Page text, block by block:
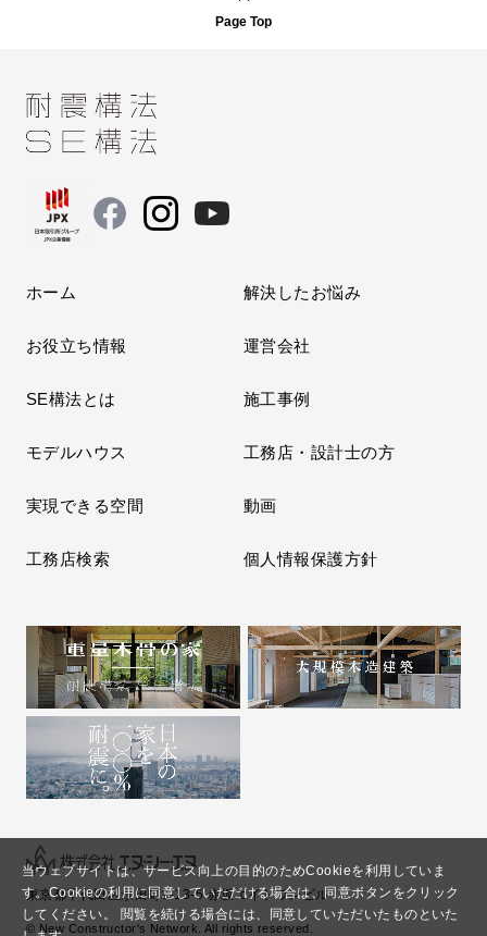
当ウェブサイトは、サービス向上の目的のためCookieを利用していま
す。Cookieの利用に同意していただける場合は、同意ボタンをクリック
してください。
閲覧を続ける場合には、同意していただいたものといた
Page Top
ホーム 解決したお悩み
お役立ち情報 運営会社
SE構法とは 施工事例
モデルハウス 工務店・設計士の方
実現できる空間 動画
工務店検索 個人情報保護方針
東京都千代田区永田町2-13-5 赤坂エイトワンビル
© New Constructor's Network. All rights reserved.